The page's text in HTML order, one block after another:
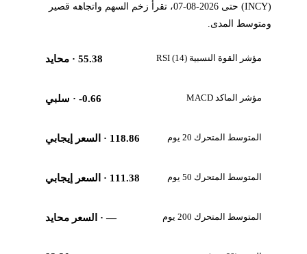
(INCY) حتى 2026-08-07، تقرأ زخم السهم واتجاهه قصير
ومتوسط المدى.
مؤشر القوة النسبية RSI (14) 55.38· محايد
مؤشر الماكد MACD -0.66· سلبي
المتوسط المتحرك 20 يوم 118.86· السعر إيجابي
المتوسط المتحرك 50 يوم 111.38· السعر إيجابي
المتوسط المتحرك 200 يوم —· السعر محايد